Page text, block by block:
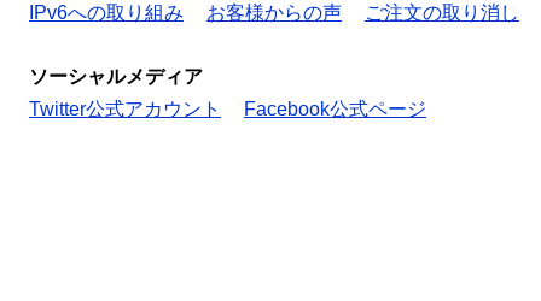
IPv6への取り組み
お客様からの声 ご注文の取り消し
ソーシャルメディア
Twitter公式アカウント
Facebook公式ページ